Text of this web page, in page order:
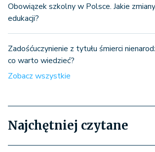
Obowiązek szkolny w Polsce. Jakie
edukacji?
Zadośćuczynienie z tytułu śmierci
co warto wiedzieć?
Zobacz wszystkie
Najchętniej czytane